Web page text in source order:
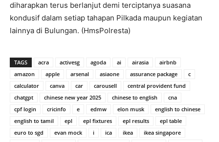
diharapkan terus berlanjut demi terciptanya suasana
kondusif dalam setiap tahapan Pilkada maupun kegiatan
lainnya di Bulungan. (HmsPolresta)
TAGS acra activesg agoda ai airasia
airbnb
amazon
apple arsenal asiaone assurance package
c
calculator
canva car carousell
central provident fund
chatgpt
chinese new year 2025 chinese to english
cna
cpf login
cricinfo e edmw elon musk
english to chinese
english to tamil
epl epl fixtures epl results
epl table
euro to sgd
evan mock i ica ikea
ikea singapore